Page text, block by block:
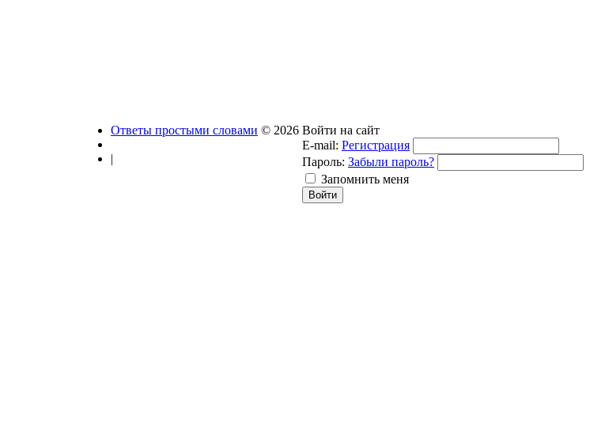
Войти на сайт
E-mail: Регистрация
Пароль: Забыли пароль?
Запомнить меня
Ответы простыми словами © 2026
|